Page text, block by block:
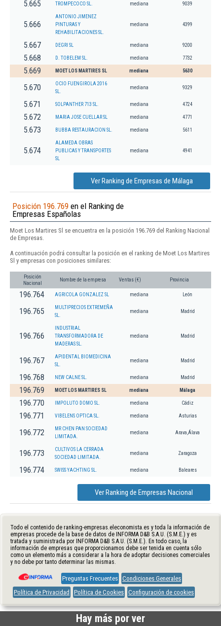
5.665 TROMPECOCO SL. mediana 9039
5.666
ANTONIO JIMENEZ
PINTURAS Y
REHABILITACIONES SL.
mediana 4399
5.667 DEGRI SL mediana 9200
5.668 D. TOBELEM SL. mediana 7732
5.669 MOET LOS MARTIRES SL mediana 5630
5.670
OCIO FUENGIROLA 2016
SL.
mediana 9329
5.671 SOLPANTHER 713 SL. mediana 4724
5.672 MARIA JOSE CUELLAR SL mediana 4771
5.673 BUBBA RESTAURACION SL. mediana 5611
5.674
ALAMEDA OBRAS
PUBLICAS Y TRANSPORTES
SL
mediana 4941
Ver Ranking de Empresas de Málaga
Posición 196.769 en el Ranking de
Empresas Españolas
Moet Los Martires Sl se encuentra en la posición 196.769 del Ranking Nacional
de Empresas.
A continuación podrá consultar la posición en el ranking de Moet Los Martires
Sl y empresas con posiciones similares:
Posición
Nacional
Nombre de la empresa Ventas (€) Provincia
196.764 AGRICOLA GONZALEZ SL mediana León
196.765
MULTIPRECIOS EXTREMEÑA
SL.
mediana Madrid
196.766
INDUSTRIAL
TRANSFORMADORA DE
MADERAS SL.
mediana Madrid
196.767
APIDENTAL BIOMEDICINA
SL.
mediana Madrid
196.768 NEW CALNE SL. mediana Madrid
196.769 MOET LOS MARTIRES SL mediana Málaga
196.770 IMPOLUTO DOMO SL. mediana Cádiz
196.771 VIBELENS OPTICA SL. mediana Asturias
196.772
MR CHEN PAN SOCIEDAD
LIMITADA.
mediana Arava,Álava
196.773
CULTIVOS LA CERRADA
SOCIEDAD LIMITADA.
mediana Zaragoza
196.774 SWISS YACHTING SL. mediana Baleares
Ver Ranking de Empresas Nacional
Todo el contenido de ranking-empresas.eleconomista.es y toda la información de
empresas procede de la base de datos de INFORMA D&B S.A.U. (S.M.E.) y es
tratada y suministrada por INFORMA D&B S.A.U. (S.M.E.). En todo caso, la
información de empresas que proporcionamos debe ser tenida en cuenta sólo
como un elemento más a considerar a la hora de adoptar decisiones comerciales
y no debe por tanto determinar las mismas.
Preguntas Frecuentes Condiciones Generales
Política de Privacidad
Política de Cookies Configuración de cookies
Hay más por ver